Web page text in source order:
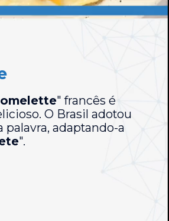
omelette" francês é
O Brasil adotou
palavra, adaptando-a
".